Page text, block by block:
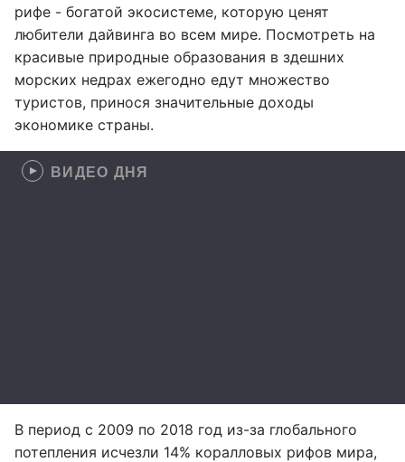
рифе - богатой экосистеме, которую ценят
любители дайвинга во всем мире. Посмотреть на
красивые природные образования в здешних
морских недрах ежегодно едут множество
туристов, принося значительные доходы
экономике страны.
ВИДЕО ДНЯ
В период с 2009 по 2018 год из-за глобального
потепления исчезли 14% коралловых рифов мира,